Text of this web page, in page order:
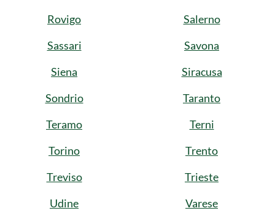
Rovigo
Salerno
Sassari
Savona
Siena
Siracusa
Sondrio
Taranto
Teramo
Terni
Torino
Trento
Treviso
Trieste
Udine
Varese